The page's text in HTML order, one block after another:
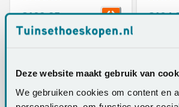
Deze website maakt gebruik van
We gebruiken cookies om content en
€109,95